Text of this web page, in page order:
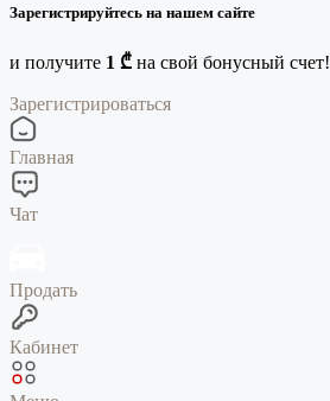
Зарегистрируйтесь на нашем сайте
и получите 1 ₾ на свой бонусный счет!
Зарегистрироваться
Главная
Чат
Продать
Кабинет